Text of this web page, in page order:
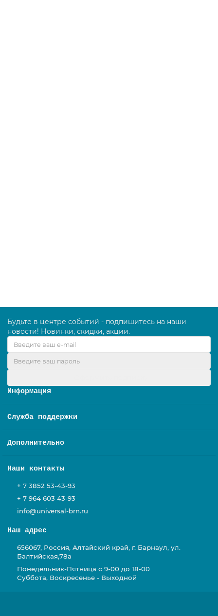
Будьте в центре событий - подпишитесь на наши
новости! Новинки, скидки, акции.
Информация
Служба поддержки
Дополнительно
Наши контакты
+ 7 3852 53-43-93
+ 7 964 603 43-93
info@universal-brn.ru
Наш адрес
656067, Россия, Алтайский край, г. Барнаул, ул.
Балтийская,78а
Понедельник-Пятница с 9-00 до 18-00
Суббота, Воскресенье - Выходной